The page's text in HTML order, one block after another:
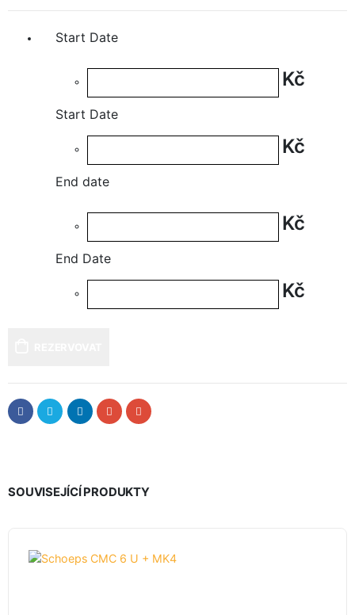
Start Date
Kč
Start Date
Kč
End date
Kč
End Date
Kč
SOUVISEJÍCÍ PRODUKTY